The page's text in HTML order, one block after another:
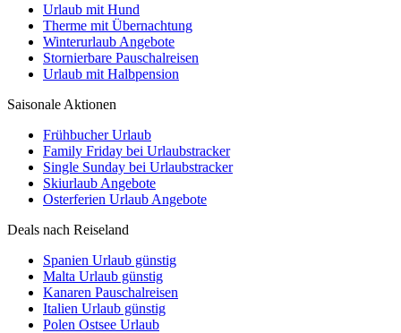
Urlaub mit Hund
Therme mit Übernachtung
Winterurlaub Angebote
Stornierbare Pauschalreisen
Urlaub mit Halbpension
Saisonale Aktionen
Frühbucher Urlaub
Family Friday bei Urlaubstracker
Single Sunday bei Urlaubstracker
Skiurlaub Angebote
Osterferien Urlaub Angebote
Deals nach Reiseland
Spanien Urlaub günstig
Malta Urlaub günstig
Kanaren Pauschalreisen
Italien Urlaub günstig
Polen Ostsee Urlaub